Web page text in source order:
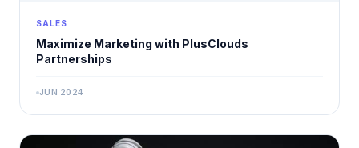
SALES
Maximize Marketing with PlusClouds
Partnerships
JUN 2024